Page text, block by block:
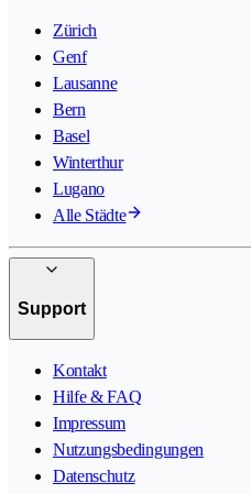
Zürich
Genf
Lausanne
Bern
Basel
Winterthur
Lugano
Alle Städte
Support
Kontakt
Hilfe & FAQ
Impressum
Nutzungsbedingungen
Datenschutz